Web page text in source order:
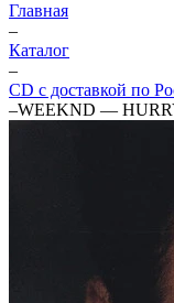
Главная
–
Каталог
–
CD с доставкой по
–WEEKND —